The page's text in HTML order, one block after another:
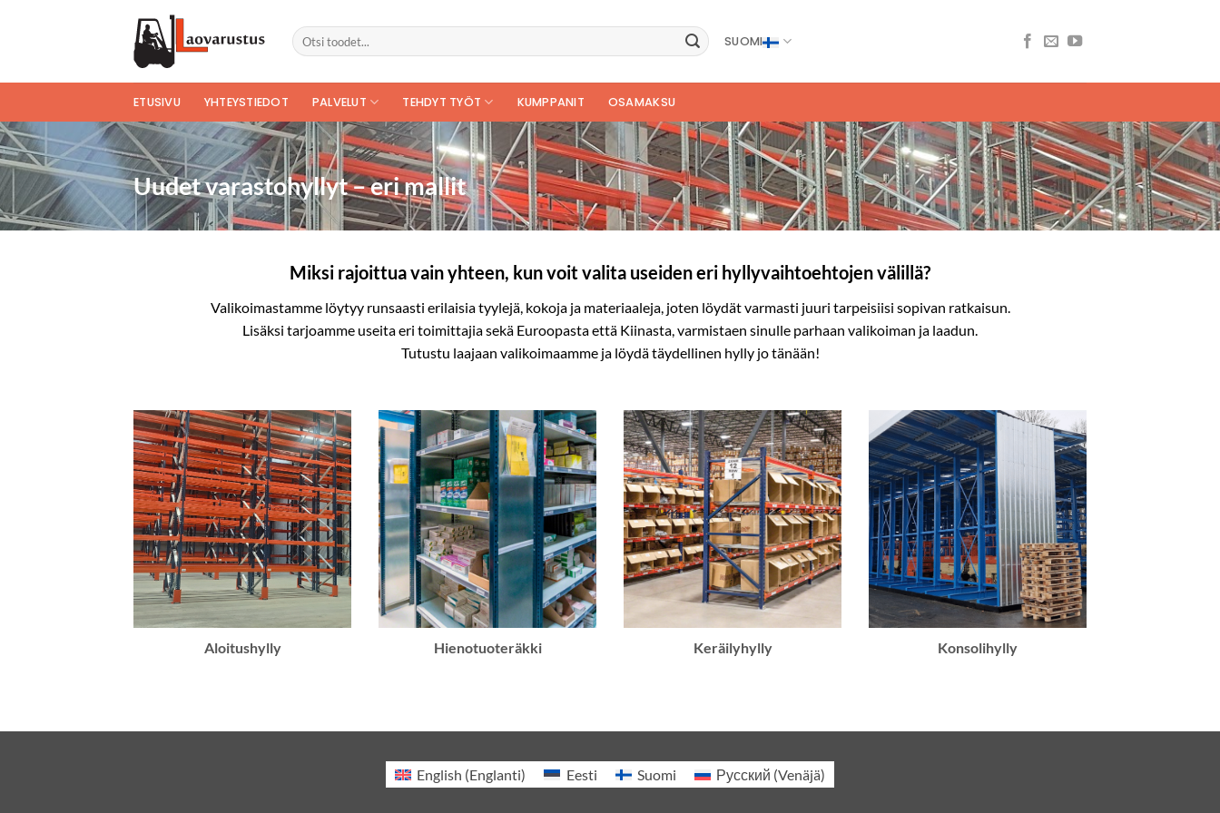
SUOMI
ETUSIVU YHTEYSTIEDOT PALVELUT TEHDYT TYÖT KUMPPANIT OSAMAKSU
Uudet varastohyllyt – eri mallit
Miksi rajoittua vain yhteen, kun voit valita useiden eri hyllyvaihtoehtojen välillä?
Valikoimastamme löytyy runsaasti erilaisia tyylejä, kokoja ja materiaaleja, joten löydät varmasti juuri tarpeisiisi sopivan ratkaisun.
Lisäksi tarjoamme useita eri toimittajia sekä Euroopasta että Kiinasta, varmistaen sinulle parhaan valikoiman ja laadun.
Tutustu laajaan valikoimaamme ja löydä täydellinen hylly jo tänään!
Aloitushylly Hienotuoteräkki Keräilyhylly Konsolihylly
English (Englanti) Eesti Suomi Русский (Venäjä)